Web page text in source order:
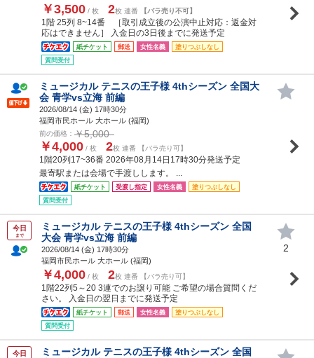
￥3,500 / 枚 2枚 連番 【バラ売り不可】
1階 25列 8~14番 ［取引成立後の公演中止対応：返金対
応はできません］ 入金日の3日後までに発送予定
紙チケット 郵送 女性名義
塗りつぶしなし
質問受付
ミュージカル テニスの王子様 4thシーズン 全国大
会 青学vs立海 前編
2026/08/14 (金) 17時30分
福岡市民ホール 大ホール (福岡)
前の価格： ￥5,000
￥4,000 / 枚 2枚 連番 【バラ売り可】
1階20列17~36番 2026年08月14日17時30分発送予定
最寄駅または会場で手渡しします。 ...
紙チケット 受渡し指定 女性名義
塗りつぶしなし
質問受付
今日
まで
ミュージカル テニスの王子様 4thシーズン 全国
大会 青学vs立海 前編
2026/08/14 (金) 17時30分
福岡市民ホール 大ホール (福岡)
￥4,000 / 枚 2枚 連番 【バラ売り可】
1階22列5～20 3連でのお譲り可能 ご希望の場合質問くだ
さい。 入金日の翌日までに発送予定
紙チケット 郵送 女性名義
塗りつぶしなし
質問受付
2
今日
ミュージカル テニスの王子様 4thシーズン 全国